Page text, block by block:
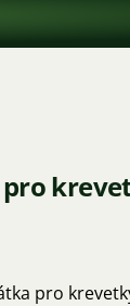
pro